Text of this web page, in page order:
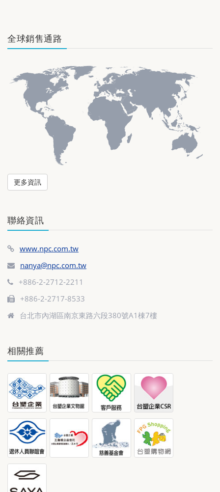
全球銷售通路
更多資訊
聯絡資訊
www.npc.com.tw
nanya@npc.com.tw
+886-2-2712-2211
+886-2-2717-8533
台北市內湖區南京東路六段380號A1棟7樓
相關推薦